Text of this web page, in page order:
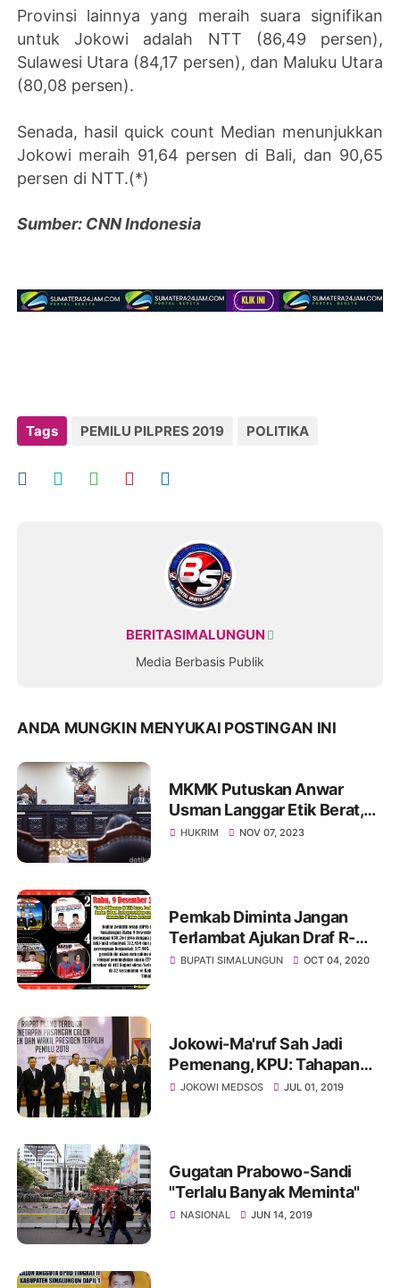
Provinsi lainnya yang meraih suara signifikan
untuk Jokowi adalah NTT (86,49 persen),
Sulawesi Utara (84,17 persen), dan Maluku Utara
(80,08 persen).
Senada, hasil quick count Median menunjukkan
Jokowi meraih 91,64 persen di Bali, dan 90,65
persen di NTT.(*)
Sumber: CNN Indonesia
Tags PEMILU PILPRES 2019 POLITIKA
BERITASIMALUNGUN
Media Berbasis Publik
ANDA MUNGKIN MENYUKAI POSTINGAN INI
MKMK Putuskan Anwar
Usman Langgar Etik Berat,
Diberhentikan dari Ketua
HUKRIM NOV 07, 2023
Pemkab Diminta Jangan
Terlambat Ajukan Draf R-
APBD 2021, P-APBD
BUPATI SIMALUNGUN OCT 04, 2020
Jokowi-Ma'ruf Sah Jadi
Pemenang, KPU: Tahapan
Pilpres 2019 Sudah Selesai
JOKOWI MEDSOS JUL 01, 2019
Gugatan Prabowo-Sandi
"Terlalu Banyak Meminta"
NASIONAL JUN 14, 2019